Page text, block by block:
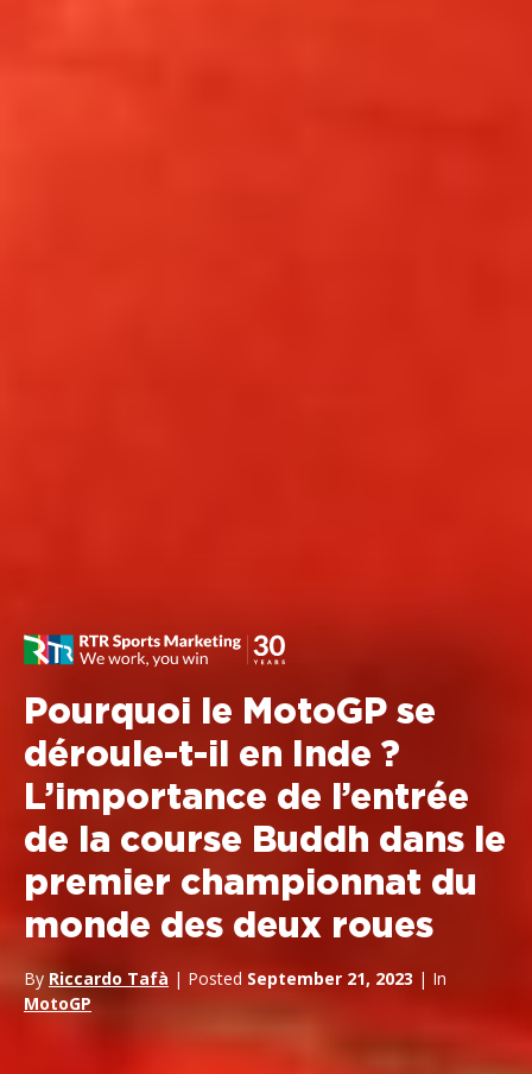
Pourquoi le MotoGP se
déroule-t-il en Inde ?
L’importance de l’entrée
de la course Buddh dans le
premier championnat du
monde des deux roues
By Riccardo Tafà | Posted September 21, 2023 | In
MotoGP